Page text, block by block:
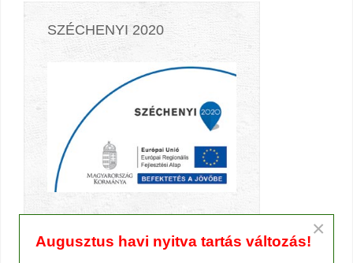
SZÉCHENYI 2020
×
Augusztus havi nyitva tartás változás!